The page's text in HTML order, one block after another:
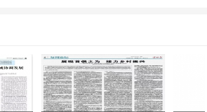
和社会学两大学科。
域的研究及其悖论
究集中讨论两个问题：其一是光棍